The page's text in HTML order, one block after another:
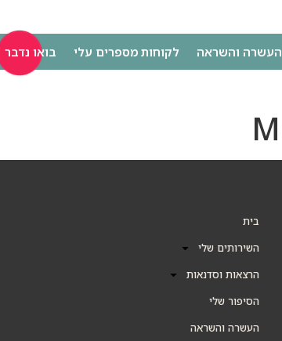
העשרה והשראה לקוחות מספרים עלי בואו נדבר
בית
השירותים שלי
הרצאות וסדנאות
הסיפור שלי
העשרה והשראה